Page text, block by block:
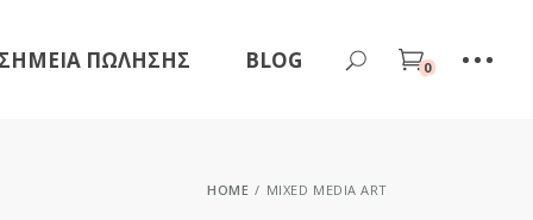
ΠΏΛΗΣΗΣ BLOG 0
HOME MIXED MEDIA ART